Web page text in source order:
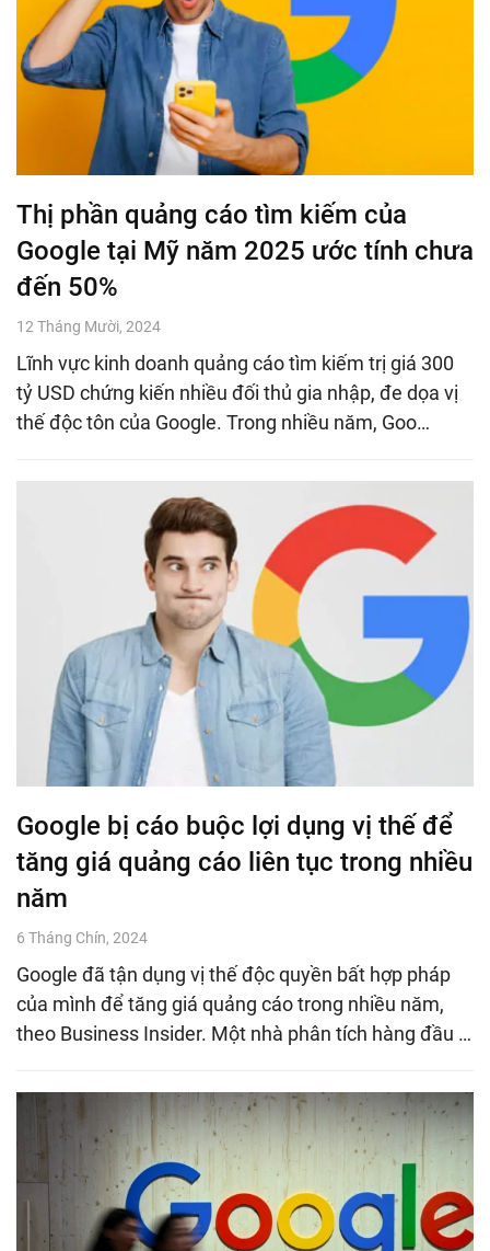
Thị phần quảng cáo tìm kiếm của
Google tại Mỹ năm 2025 ước tính chưa
đến 50%
12 Tháng Mười, 2024
Lĩnh vực kinh doanh quảng cáo tìm kiếm trị giá 300
tỷ USD chứng kiến nhiều đối thủ gia nhập, đe dọa vị
thế độc tôn của Google. Trong nhiều năm, Goo…
Google bị cáo buộc lợi dụng vị thế để
tăng giá quảng cáo liên tục trong nhiều
năm
6 Tháng Chín, 2024
Google đã tận dụng vị thế độc quyền bất hợp pháp
của mình để tăng giá quảng cáo trong nhiều năm,
theo Business Insider. Một nhà phân tích hàng đầu …